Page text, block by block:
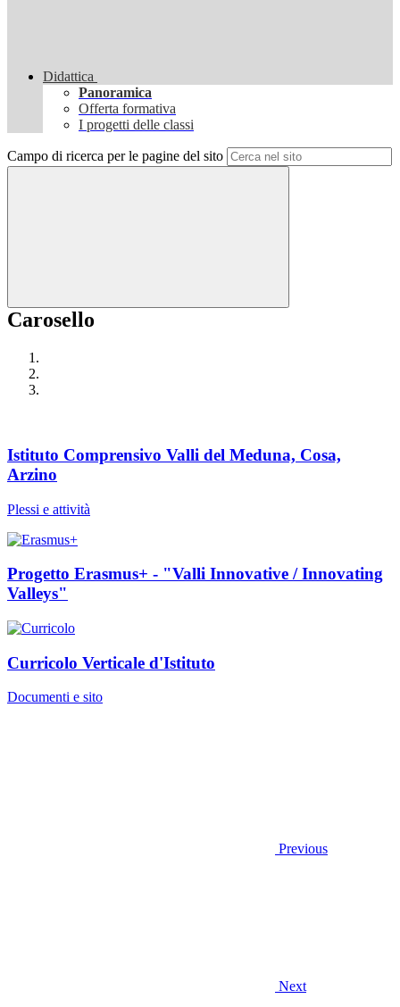
Didattica
Panoramica
Offerta formativa
I progetti delle classi
Campo di ricerca per le pagine del sito
Carosello
Istituto Comprensivo Valli del Meduna, Cosa,
Arzino
Plessi e attività
Progetto Erasmus+ - "Valli Innovative / Innovating
Valleys"
Curricolo Verticale d'Istituto
Documenti e sito
Previous
Next